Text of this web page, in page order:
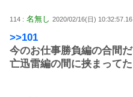
114 : 名無し 2020/02/16(日) 10:32:57.16
>>101
今のお仕事勝負編の合間
亡迅雷編の間に挟まって